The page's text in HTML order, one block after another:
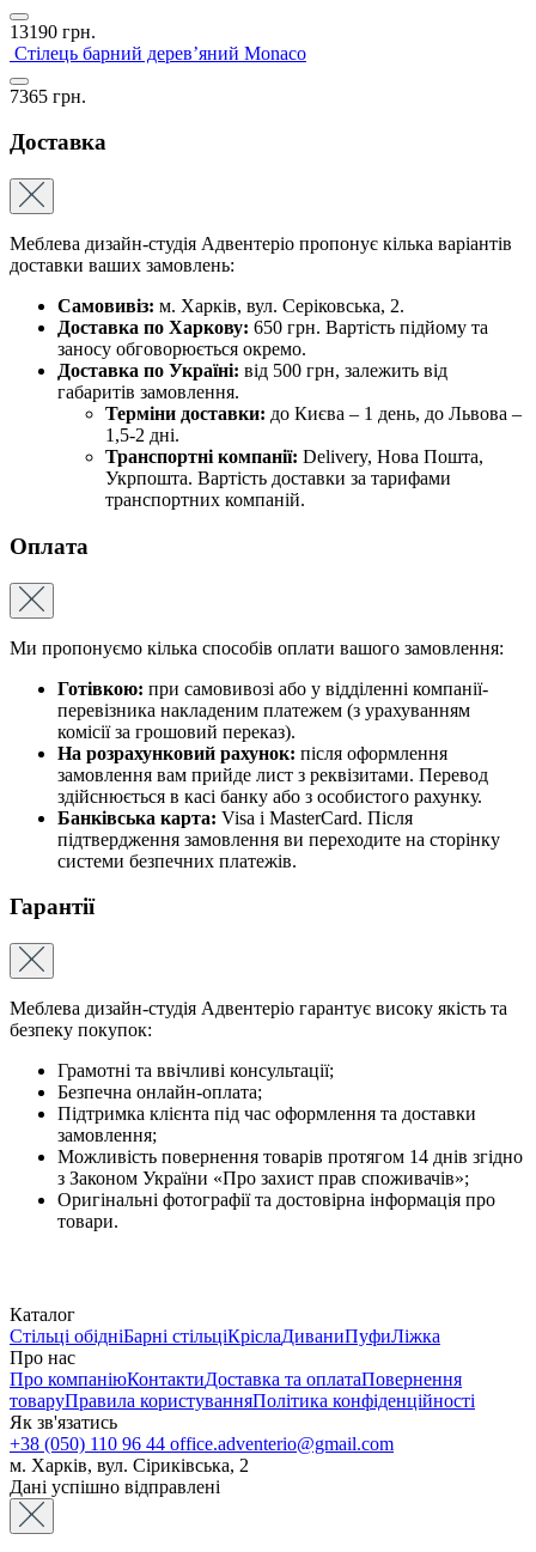
13190 грн.
Стілець барний дерев’яний Monaco
7365 грн.
Доставка
Меблева дизайн-студія Адвентеріо пропонує кілька варіантів
доставки ваших замовлень:
Самовивіз: м. Харків, вул. Серіковська, 2.
Доставка по Харкову: 650 грн. Вартість підйому та
заносу обговорюється окремо.
Доставка по Україні: від 500 грн, залежить від
габаритів замовлення.
Терміни доставки: до Києва – 1 день, до Львова –
1,5-2 дні.
Транспортні компанії: Delivery, Нова Пошта,
Укрпошта. Вартість доставки за тарифами
транспортних компаній.
Оплата
Ми пропонуємо кілька способів оплати вашого замовлення:
Готівкою: при самовивозі або у відділенні компанії-
перевізника накладеним платежем (з урахуванням
комісії за грошовий переказ).
На розрахунковий рахунок: після оформлення
замовлення вам прийде лист з реквізитами. Перевод
здійснюється в касі банку або з особистого рахунку.
Банківська карта: Visa і MasterCard. Після
підтвердження замовлення ви переходите на сторінку
системи безпечних платежів.
Гарантії
Меблева дизайн-студія Адвентеріо гарантує високу якість та
безпеку покупок:
Грамотні та ввічливі консультації;
Безпечна онлайн-оплата;
Підтримка клієнта під час оформлення та доставки
замовлення;
Можливість повернення товарів протягом 14 днів згідно
з Законом України «Про захист прав споживачів»;
Оригінальні фотографії та достовірна інформація про
товари.
Каталог
Стільці обідніБарні стільціКріслаДиваниПуфиЛіжка
Про нас
Про компаніюКонтактиДоставка та оплатаПовернення
товаруПравила користуванняПолітика конфіденційності
Як зв'язатись
+38 (050) 110 96 44 office.adventerio@gmail.com
м. Харків, вул. Сіриківська, 2
Дані успішно відправлені